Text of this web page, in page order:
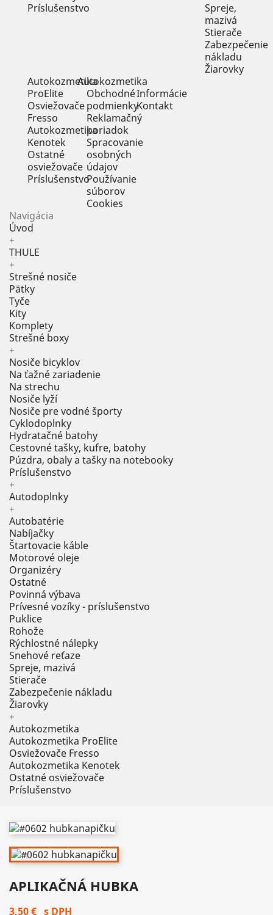
Príslušenstvo
Spreje,
mazivá
Stierače
Zabezpečenie
nákladu
Žiarovky
Autokozmetika
Autokozmetika
ProElite
Osviežovače
Fresso
Autokozmetika
Kenotek
Ostatné
osviežovače
Príslušenstvo
Informácie
Obchodné
podmienky
Reklamačný
poriadok
Spracovanie
osobných
údajov
Používanie
súborov
Cookies
Kontakt
Navigácia
Úvod
+
THULE
+
Strešné nosiče
Pätky
Tyče
Kity
Komplety
Strešné boxy
+
Nosiče bicyklov
Na ťažné zariadenie
Na strechu
Nosiče lyží
Nosiče pre vodné športy
Cyklodoplnky
Hydratačné batohy
Cestovné tašky, kufre, batohy
Púzdra, obaly a tašky na notebooky
Príslušenstvo
+
Autodoplnky
+
Autobatérie
Nabíjačky
Štartovacie káble
Motorové oleje
Organizéry
Ostatné
Povinná výbava
Prívesné vozíky - príslušenstvo
Puklice
Rohože
Rýchlostné nálepky
Snehové reťaze
Spreje, mazivá
Stierače
Zabezpečenie nákladu
Žiarovky
+
Autokozmetika
Autokozmetika ProElite
Osviežovače Fresso
Autokozmetika Kenotek
Ostatné osviežovače
Príslušenstvo
APLIKAČNÁ HUBKA
3,50 € s DPH